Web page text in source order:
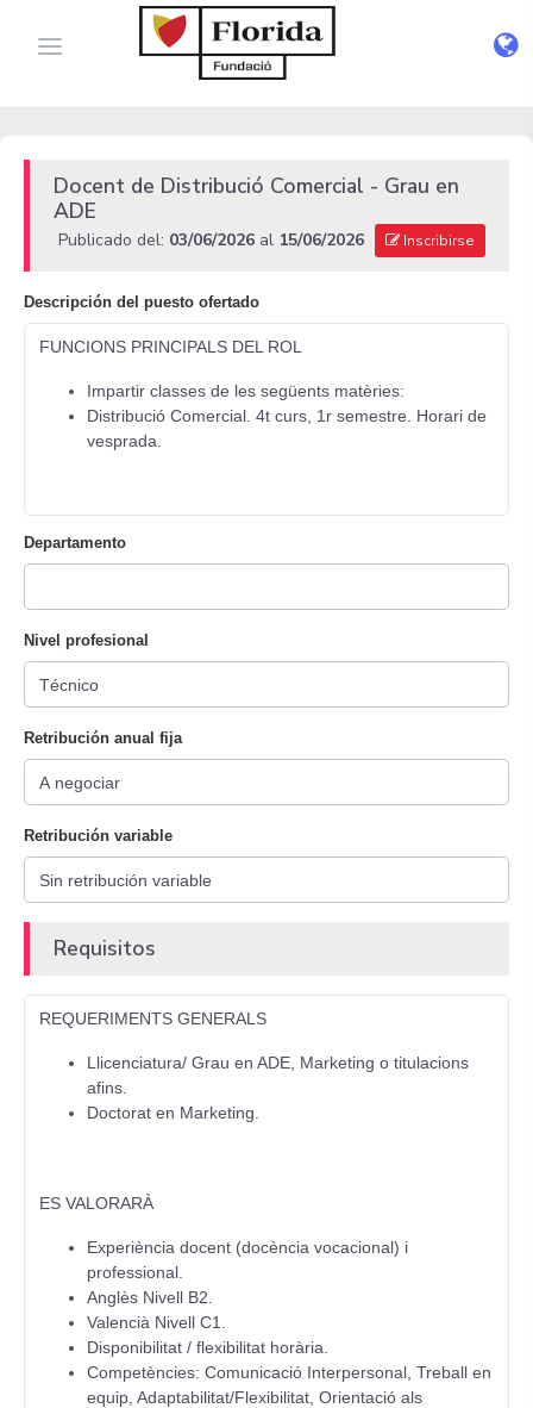
Docent de Distribució Comercial - Grau en
ADE
Publicado del: 03/06/2026 al 15/06/2026 Inscribirse
Descripción del puesto ofertado
FUNCIONS PRINCIPALS DEL ROL
Impartir classes de les següents matèries:
Distribució Comercial. 4t curs, 1r semestre. Horari de
vesprada.
Departamento
Nivel profesional
Retribución anual fija
Retribución variable
Requisitos
REQUERIMENTS GENERALS
Llicenciatura/ Grau en ADE, Marketing o titulacions
afins.
Doctorat en Marketing.
ES VALORARÀ
Experiència docent (docència vocacional) i
professional.
Anglès Nivell B2.
Valencià Nivell C1.
Disponibilitat / flexibilitat horària.
Competències: Comunicació Interpersonal, Treball en
equip, Adaptabilitat/Flexibilitat, Orientació als